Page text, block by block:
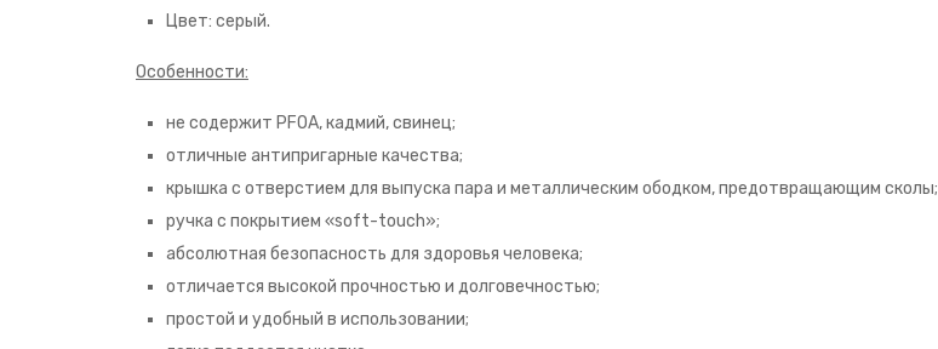
Цвет: серый.
Особенности:
не содержит PFOA, кадмий, свинец;
отличные антипригарные качества;
крышка с отверстием для выпуска пара и металлическим ободком, предотвращающим сколы;
ручка с покрытием «soft-touch»;
абсолютная безопасность для здоровья человека;
отличается высокой прочностью и долговечностью;
простой и удобный в использовании;